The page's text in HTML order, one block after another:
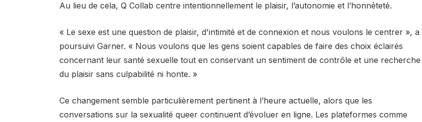
Au lieu de cela, Q Collab centre intentionnellement le plaisir, l’autonomie et l’honnêteté.
« Le sexe est une question de plaisir, d'intimité et de connexion et nous voulons le centrer », a
poursuivi Garner. « Nous voulons que les gens soient capables de faire des choix éclairés
concernant leur santé sexuelle tout en conservant un sentiment de contrôle et une recherche
du plaisir sans culpabilité ni honte. »
Ce changement semble particulièrement pertinent à l’heure actuelle, alors que les
conversations sur la sexualité queer continuent d’évoluer en ligne. Les plateformes comme